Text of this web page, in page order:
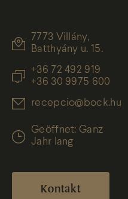
7773 Villány,
Batthyány u. 15.
+36 72 492 919
+36 30 9975 600
recepcio@bock.hu
Geöffnet: Ganz
Jahr lang
Kontakt